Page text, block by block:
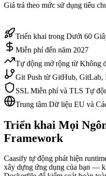
Giá trả theo mức sử dụng tiêu
Triển khai trong Dưới 60
Miễn phí đến năm 2027
Tự động mở rộng từ Không
Git Push từ GitHub, GitLab,
SSL Miễn phí và TLS Tự
Trung tâm Dữ liệu EU và
Triển khai Mọi
Framework
Caasify tự động phát hiện
xây dựng ứng dụng của bạn —